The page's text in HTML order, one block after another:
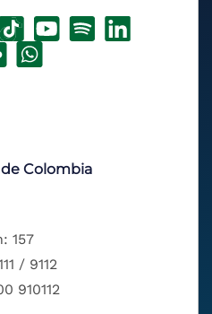
Colombia
157
/ 9112
910112